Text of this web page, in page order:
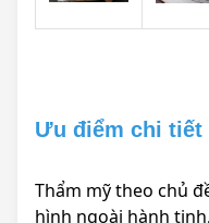
Ưu điểm chi tiết
Thẩm mỹ theo chủ
hình ngoài hành